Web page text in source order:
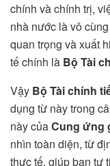
chính và chính trị,
nhà nước là vô
quan trọng và xuất
tế chính là Bộ Tài
Vậy Bộ Tài chính
dụng từ này trong
này củaCung ứng
nhìn toàn diện, từ
thực tế, giúp bạn tự